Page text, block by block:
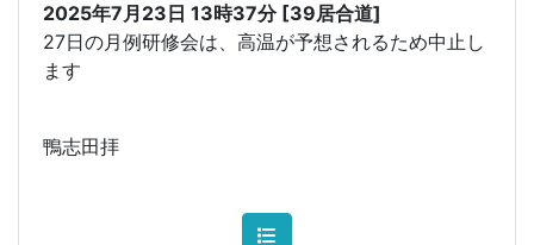
2025年7月23日 13時37分 [39居合道]
27日の月例研修会は、高温が予想されるため中止し
ます
鴨志田拝